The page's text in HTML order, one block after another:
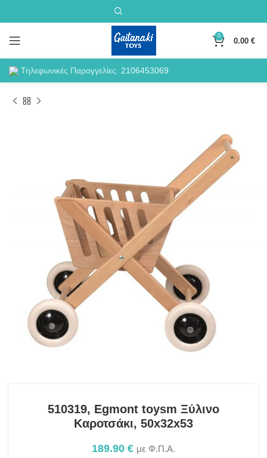
0
0.00 €
Τηλεφωνικές Παραγγελίες: 2106453069
510319, Egmont toysm Ξύλινο
Καροτσάκι, 50x32x53
189.90 € με Φ.Π.Α.